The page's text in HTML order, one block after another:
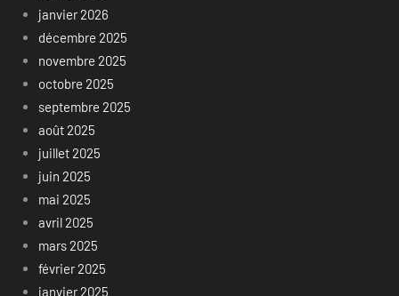
janvier 2026
décembre 2025
novembre 2025
octobre 2025
septembre 2025
août 2025
juillet 2025
juin 2025
mai 2025
avril 2025
mars 2025
février 2025
janvier 2025